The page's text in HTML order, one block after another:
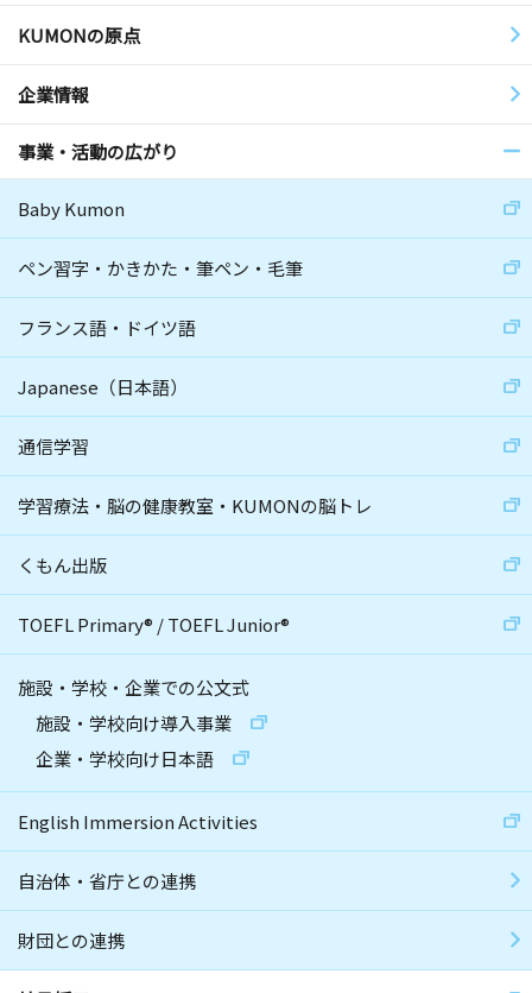
KUMONの原点
企業情報
事業・活動の広がり
Baby Kumon
ペン習字・かきかた・筆ペン・毛筆
フランス語・ドイツ語
Japanese（日本語）
通信学習
学習療法・脳の健康教室・KUMONの脳トレ
くもん出版
TOEFL Primary® /TOEFL Junior®
施設・学校・企業での公文式
施設・学校向け導入事業
企業・学校向け日本語
English Immersion Activities
自治体・省庁との連携
財団との連携